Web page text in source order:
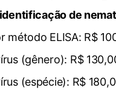
de
método ELISA: R$
(gênero): R$
(espécie): R$